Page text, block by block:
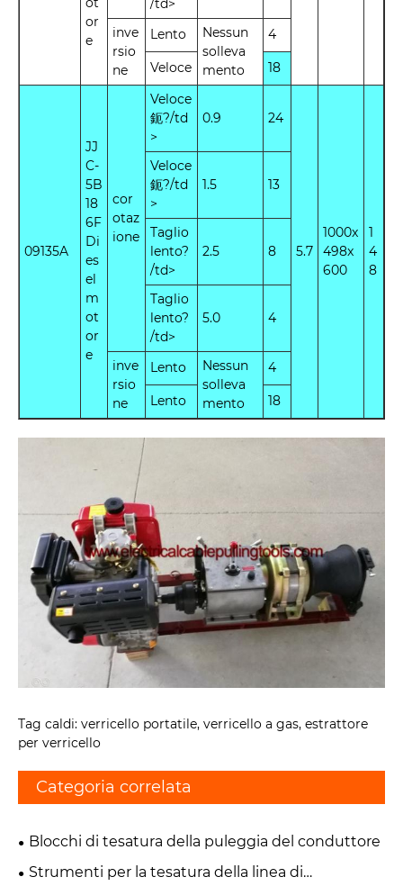
or
e
/td>
inve
rsio
ne
Lento
Nessun
solleva
mento
4
Veloce 18
09135A
JJ
C-
5B
18
6F
Di
es
el
m
ot
or
e
cor
otaz
ione
Veloce
鈪?/td
>
0.9 24
5.7
1000x
498x
600
1
4
8
Veloce
鈪?/td
>
1.5 13
Taglio
lento?
/td>
2.5 8
Taglio
lento?
/td>
5.0 4
inve
rsio
ne
Lento
Nessun
solleva
mento
4
Lento 18
Tag caldi: verricello portatile, verricello a gas, estrattore
per verricello
Categoria correlata
Blocchi di tesatura della puleggia del conduttore
Strumenti per la tesatura della linea di